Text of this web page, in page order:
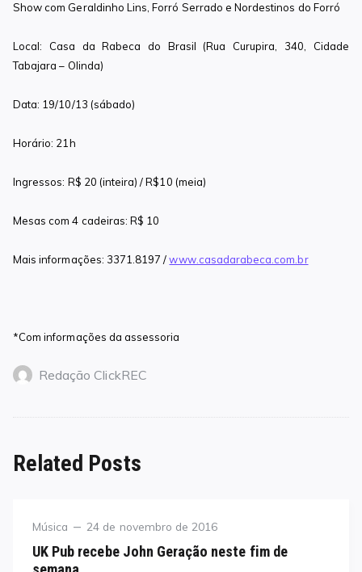
Show com Geraldinho Lins, Forró Serrado e Nordestinos do Forró
Local: Casa da Rabeca do Brasil (Rua Curupira, 340, Cidade
Tabajara – Olinda)
Data: 19/10/13 (sábado)
Horário: 21h
Ingressos: R$ 20 (inteira) / R$10 (meia)
Mesas com 4 cadeiras: R$ 10
Mais informações: 3371.8197 /www.casadarabeca.com.br
*Com informações da assessoria
Redação ClickREC
Related Posts
Category
Música
Posted
24 de novembro de 2016
UK Pub recebe John Geração neste fim de